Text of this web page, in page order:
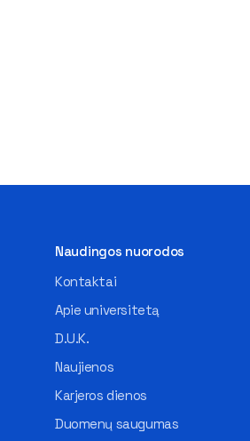
Naudingos nuorodos
Kontaktai
Apie universitetą
D.U.K.
Naujienos
Karjeros dienos
Duomenų saugumas